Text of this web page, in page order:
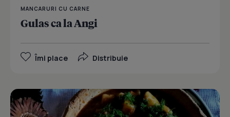
MANCARURI CU CARNE
Gulas ca la Angi
Îmi place Distribuie